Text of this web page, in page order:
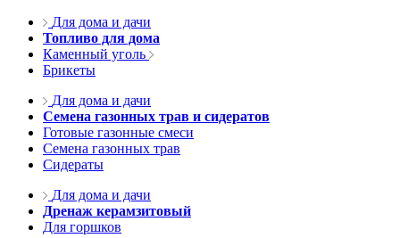
Для дома и дачи
Топливо для дома
Каменный уголь
Брикеты
Для дома и дачи
Семена газонных трав и сидератов
Готовые газонные смеси
Семена газонных трав
Сидераты
Для дома и дачи
Дренаж керамзитовый
Для горшков